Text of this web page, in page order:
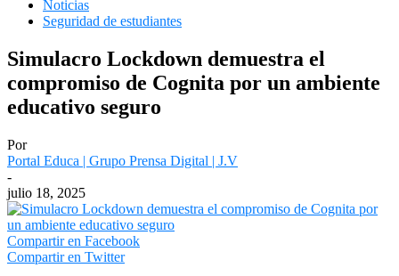
Noticias
Seguridad de estudiantes
Simulacro Lockdown demuestra el
compromiso de Cognita por un ambiente
educativo seguro
Por
Portal Educa | Grupo Prensa Digital | J.V
-
julio 18, 2025
Compartir en Facebook
Compartir en Twitter